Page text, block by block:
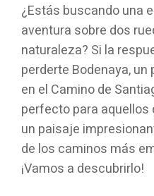
¿Estás buscando una
aventura sobre dos
naturaleza? Si la
perderte Bodenaya,
en el Camino de
perfecto para
un paisaje
de los caminos más
¡Vamos a descubrirlo!